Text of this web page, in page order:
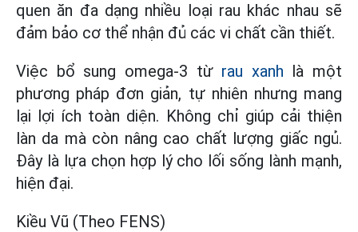
quen ăn đa dạng nhiều loại rau khác nhau sẽ
đảm bảo cơ thể nhận đủ các vi chất cần thiết.
Việc bổ sung omega-3 từ rau xanh là một
phương pháp đơn giản, tự nhiên nhưng mang
lại lợi ích toàn diện. Không chỉ giúp cải thiện
làn da mà còn nâng cao chất lượng giấc ngủ.
Đây là lựa chọn hợp lý cho lối sống lành mạnh,
hiện đại.
Kiều Vũ (Theo FENS)